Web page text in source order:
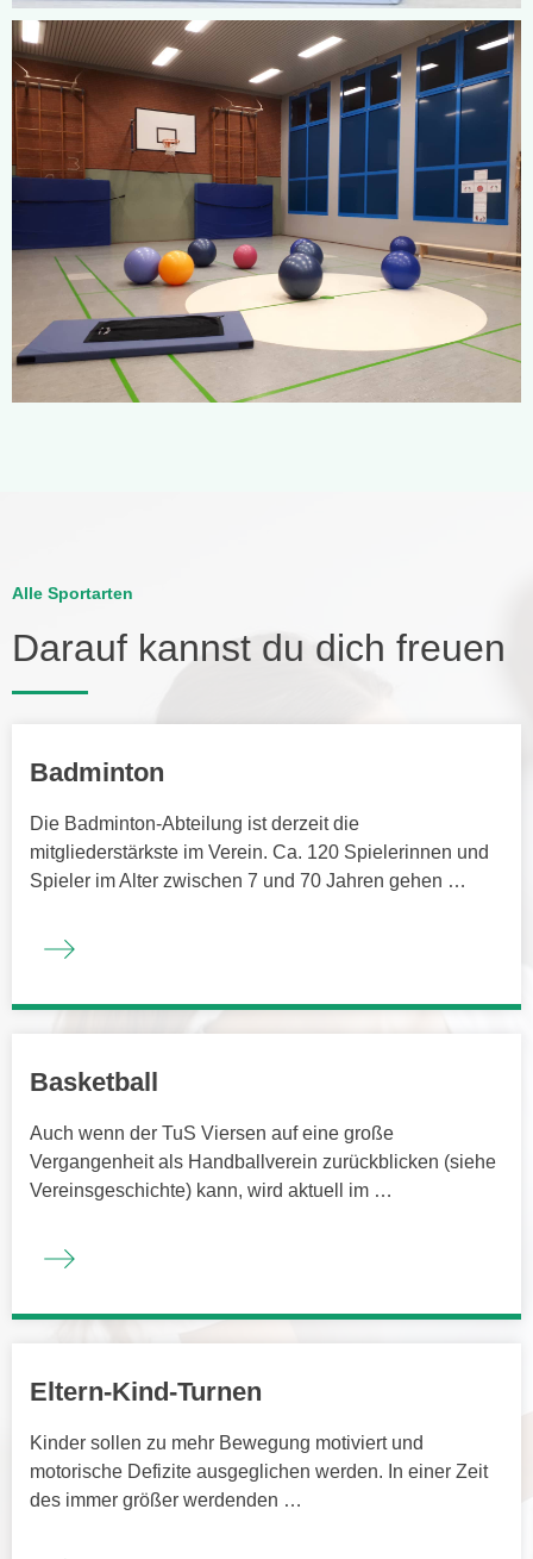
Alle Sportarten
Darauf kannst du dich freuen
Badminton
Die Badminton-Abteilung ist derzeit die
mitgliederstärkste im Verein. Ca. 120 Spielerinnen und
Spieler im Alter zwischen 7 und 70 Jahren gehen …
Basketball
Auch wenn der TuS Viersen auf eine große
Vergangenheit als Handballverein zurückblicken (siehe
Vereinsgeschichte) kann, wird aktuell im …
Eltern-Kind-Turnen
Kinder sollen zu mehr Bewegung motiviert und
motorische Defizite ausgeglichen werden. In einer Zeit
des immer größer werdenden …